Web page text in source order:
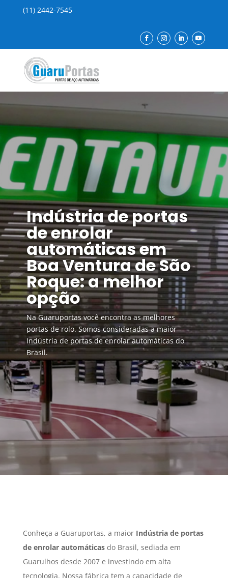
(11) 2442-7545
Indústria de portas
de enrolar
automáticas em
Boa Ventura de São
Roque: a melhor
opção
Na Guaruportas você encontra as melhores
portas de rolo. Somos consideradas a maior
Indústria de portas de enrolar automáticas do
Brasil.
Conheça a Guaruportas, a maior Indústria de portas
de enrolar automáticasdo Brasil, sediada em
Guarulhos desde 2007 e investindo em alta
tecnologia. Nossa fábrica tem a capacidade de